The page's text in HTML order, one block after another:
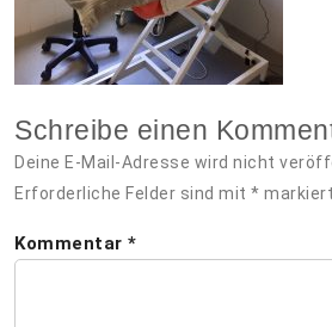
Schreibe einen
Deine E-Mail-Adresse wird nicht
Erforderliche Felder sind mit * markiert
Kommentar *